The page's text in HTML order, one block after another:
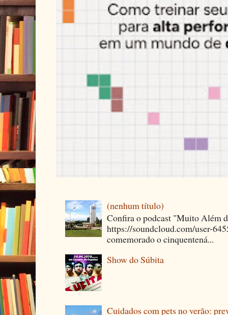
(nenhum título)
Confira o podcast "Muito Além
https://soundcloud.com/user-
comemorado o cinquentená...
Show do Súbita
Cuidados com pets no verão: